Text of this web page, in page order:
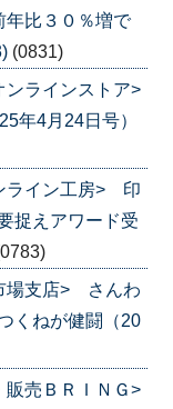
比３０％増で
(0831)
ラインストア>
年4月24日号）
ライン工房> 印
捉えアワード受
場支店> さんわ
くねが健闘（20
売ＢＲＩＮＧ>